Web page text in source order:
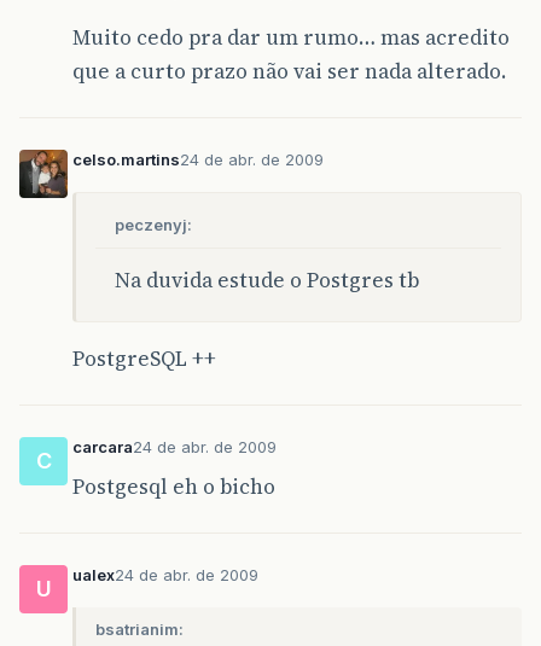
Muito cedo pra dar um rumo… mas acredito
que a curto prazo não vai ser nada alterado.
celso.martins24 de abr. de 2009
peczenyj:
Na duvida estude o Postgres tb
PostgreSQL ++
C
carcara24 de abr. de 2009
Postgesql eh o bicho
U
ualex24 de abr. de 2009
bsatrianim: